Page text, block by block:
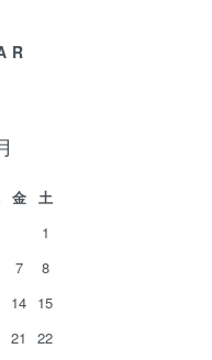
金
土
1
7
8
14 15
21
22